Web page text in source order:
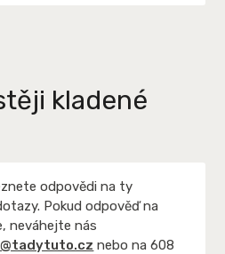
kladené
odpovědi na ty
Pokud odpověď na
neváhejte nás
nebo na608